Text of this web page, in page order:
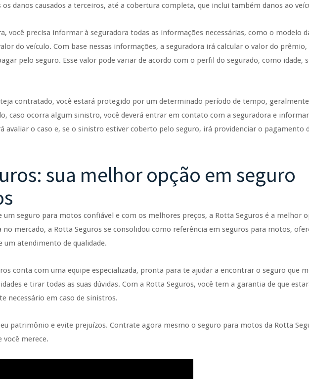
os danos causados a terceiros, até a cobertura completa, que inclui também danos ao
você precisa informar à seguradora todas as informações necessárias, como o modelo
do veículo. Com base nessas informações, a seguradora irá calcular o valor do prêmio,
pelo seguro. Esse valor pode variar de acordo com o perfil do segurado, como idade,
contratado, você estará protegido por um determinado período de tempo,
caso ocorra algum sinistro, você deverá entrar em contato com a seguradora e
avaliar o caso e, se o sinistro estiver coberto pelo seguro, irá providenciar o pagamento
sua melhor opção em seguro
um seguro para motos confiável e com os melhores preços, a Rotta Seguros é a melhor
no mercado, a Rotta Seguros se consolidou como referência em seguros para motos,
um atendimento de qualidade.
conta com uma equipe especializada, pronta para te ajudar a encontrar o seguro que
e tirar todas as suas dúvidas. Com a Rotta Seguros, você tem a garantia de que
necessário em caso de sinistros.
patrimônio e evite prejuízos. Contrate agora mesmo o seguro para motos da Rotta
você merece.